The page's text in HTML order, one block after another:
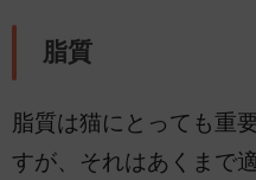
脂質
脂質は猫にとっても重
すが、それはあくまで